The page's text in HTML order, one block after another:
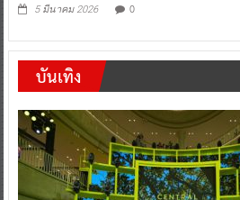
5 มีนาคม 2026 0
บันเทิง